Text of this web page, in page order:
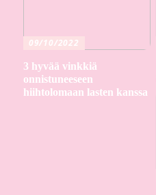
09/10/2022
3 hyvää vinkkiä
onnistuneeseen
hiihtolomaan lasten kanssa